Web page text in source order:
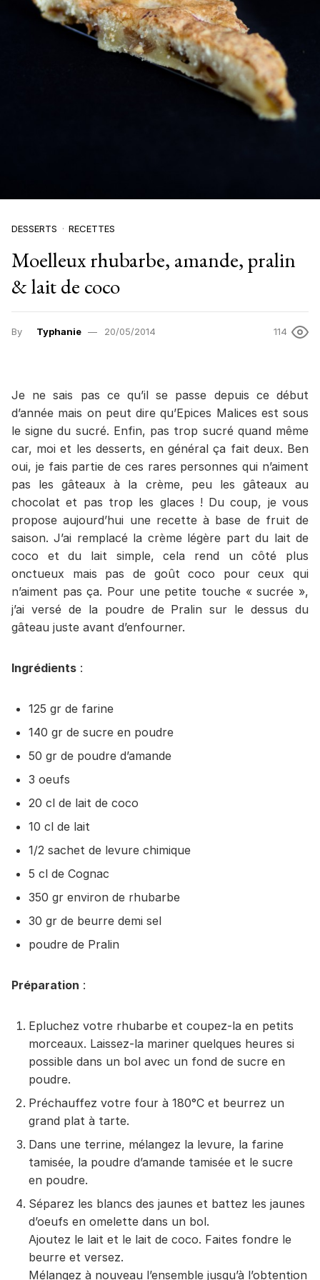
DESSERTS RECETTES
Moelleux rhubarbe, amande, pralin
& lait de coco
By Typhanie 20/05/2014 114
Je ne sais pas ce qu’il se passe depuis ce début
d’année mais on peut dire qu’Epices Malices est sous
le signe du sucré. Enfin, pas trop sucré quand même
car, moi et les desserts, en général ça fait deux. Ben
oui, je fais partie de ces rares personnes qui n’aiment
pas les gâteaux à la crème, peu les gâteaux au
chocolat et pas trop les glaces ! Du coup, je vous
propose aujourd’hui une recette à base de fruit de
saison. J’ai remplacé la crème légère part du lait de
coco et du lait simple, cela rend un côté plus
onctueux mais pas de goût coco pour ceux qui
n’aiment pas ça. Pour une petite touche « sucrée »,
j’ai versé de la poudre de Pralin sur le dessus du
gâteau juste avant d’enfourner.
Ingrédients :
125 gr de farine
140 gr de sucre en poudre
50 gr de poudre d’amande
3 oeufs
20 cl de lait de coco
10 cl de lait
1/2 sachet de levure chimique
5 cl de Cognac
350 gr environ de rhubarbe
30 gr de beurre demi sel
poudre de Pralin
Préparation :
Epluchez votre rhubarbe et coupez-la en petits
morceaux. Laissez-la mariner quelques heures si
possible dans un bol avec un fond de sucre en
poudre.
Préchauffez votre four à 180°C et beurrez un
grand plat à tarte.
Dans une terrine, mélangez la levure, la farine
tamisée, la poudre d’amande tamisée et le sucre
en poudre.
Séparez les blancs des jaunes et battez les jaunes
d’oeufs en omelette dans un bol.
Ajoutez le lait et le lait de coco. Faites fondre le
beurre et versez.
Mélangez à nouveau l’ensemble jusqu’à l’obtention